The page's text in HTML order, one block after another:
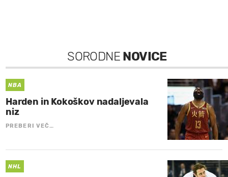
SORODNE NOVICE
NBA
Harden in Kokoškov nadaljevala
niz
PREBERI VEČ…
NHL